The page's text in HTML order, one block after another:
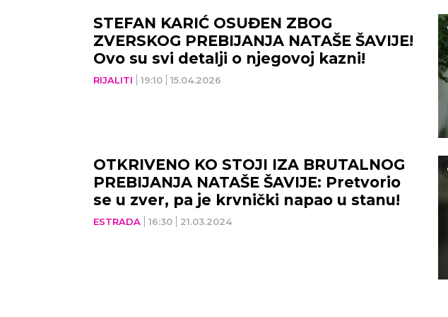
RIJALITI 19:10 15.04.2026
STEFAN KARIĆ OSUĐEN ZBOG
ZVERSKOG PREBIJANJA NATAŠE ŠAVIJE!
Ovo su svi detalji o njegovoj kazni!
ESTRADA 16:30 21.03.2024
OTKRIVENO KO STOJI IZA BRUTALNOG
PREBIJANJA NATAŠE ŠAVIJE: Pretvorio
se u zver, pa je krvnički napao u stanu!
NOVI SAD
Min temp:23 °C Max temp: 39 °C
NIŠ
°C
Min temp:21 °C Max temp: